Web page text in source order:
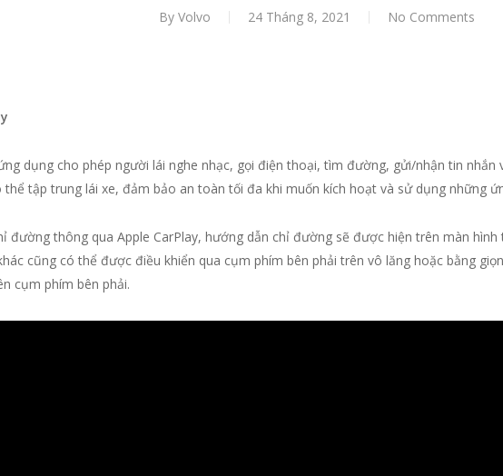
By Volvo 24 Tháng 8, 2021 No Comments
dụng cho phép người lái nghe nhạc, gọi điện thoại, tìm đường, gửi/nhận tin
thể tập trung lái xe, đảm bảo an toàn tối đa khi muốn kích hoạt và sử dụng những
đường thông qua Apple CarPlay, hướng dẫn chỉ đường sẽ được hiện trên màn
cũng có thể được điều khiển qua cụm phím bên phải trên vô lăng hoặc bằng
cụm phím bên phải.